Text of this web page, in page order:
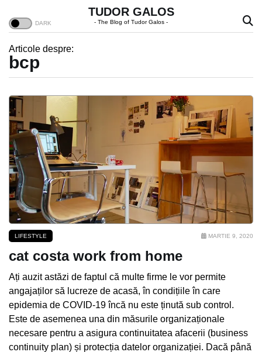
TUDOR GALOS
- The Blog of Tudor Galos -
Articole despre:
bcp
LIFESTYLE MARTIE 9, 2020
cat costa work from home
Ați auzit astăzi de faptul că multe firme le vor permite
angajaților să lucreze de acasă, în condițiile în care
epidemia de COVID-19 încă nu este ținută sub control.
Este de asemenea una din măsurile organizaționale
necesare pentru a asigura continuitatea afacerii (business
continuity plan) și protecția datelor organizației. Dacă până